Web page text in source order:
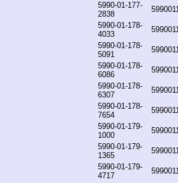
5990-01-177-
2838
5990-01-178-
4033
5990-01-178-
5091
5990-01-178-
6086
5990-01-178-
6307
5990-01-178-
7654
5990-01-179-
1000
5990-01-179-
1365
5990-01-179-
4717